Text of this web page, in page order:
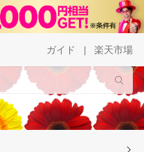
ガイド 楽天市場